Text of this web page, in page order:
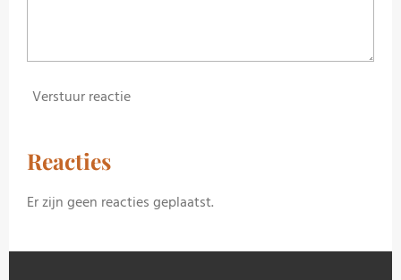
Verstuur reactie
Reacties
Er zijn geen reacties geplaatst.